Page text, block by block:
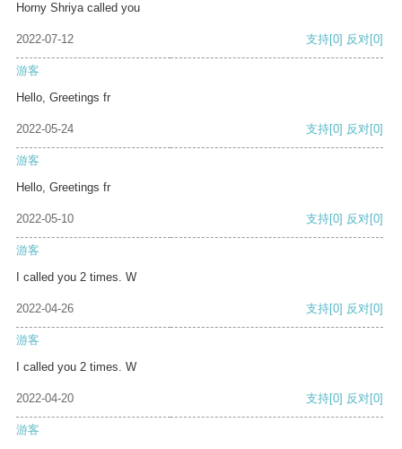
Horny Shriya called you
2022-07-12 支持[0] 反对[0]
游客
Hello, Greetings fr
2022-05-24 支持[0] 反对[0]
游客
Hello, Greetings fr
2022-05-10 支持[0] 反对[0]
游客
I called you 2 times. W
2022-04-26 支持[0] 反对[0]
游客
I called you 2 times. W
2022-04-20 支持[0] 反对[0]
游客